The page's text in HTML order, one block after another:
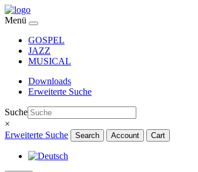
Menü
GOSPEL
JAZZ
MUSICAL
Downloads
Erweiterte Suche
Suche
×
Erweiterte Suche
Search Account Cart